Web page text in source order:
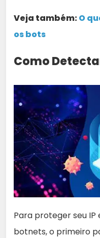
Veja também:O
os bots
Como
Para proteger seu
botnets, o primeiro